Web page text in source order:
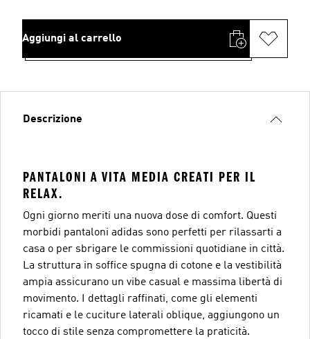
Aggiungi al carrello
Descrizione
PANTALONI A VITA MEDIA CREATI PER IL
RELAX.
Ogni giorno meriti una nuova dose di comfort. Questi
morbidi pantaloni adidas sono perfetti per rilassarti a
casa o per sbrigare le commissioni quotidiane in città.
La struttura in soffice spugna di cotone e la vestibilità
ampia assicurano un vibe casual e massima libertà di
movimento. I dettagli raffinati, come gli elementi
ricamati e le cuciture laterali oblique, aggiungono un
tocco di stile senza compromettere la praticità.